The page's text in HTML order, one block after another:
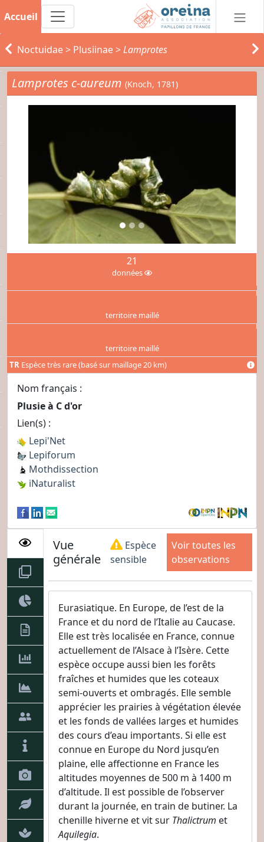
Accueil
Noctuidae> Plusiinae>Lamprotes
Lamprotes c-aureum (Knoch, 1781)
21
données
territoire maillé
territoire maillé
TR Espèce très rare (basé sur maillage 20 km)
Nom français :
Plusie à C d'or
Lien(s) :
Lepi'Net
Lepiforum
Mothdissection
iNaturalist
Vue
générale
Espèce
sensible
Voir toutes les
observations
Eurasiatique. En Europe, de l’est de la
France et du nord de l’Italie au Caucase.
Elle est très localisée en France, connue
actuellement de l’Alsace à l’Isère. Cette
espèce occupe aussi bien les forêts
fraîches et humides que les coteaux
semi-ouverts et ombragés. Elle semble
apprécier les prairies à végétation élevée
et les fonds de vallées larges et humides
des cours d’eau importants. Si elle est
connue en Europe du Nord jusqu’en
plaine, elle affectionne en France les
altitudes moyennes de 500 m à 1400 m
d’altitude. Il est possible de l’observer
durant la journée, en train de butiner. La
chenille hiverne et vit sur Thalictrum et
Aquilegia.